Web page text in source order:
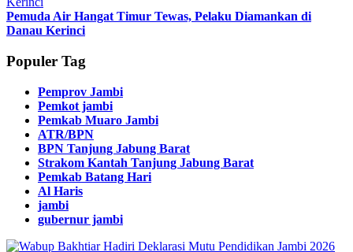
Pemuda Air Hangat Timur Tewas, Pelaku Diamankan di
Danau Kerinci
Populer Tag
Pemprov Jambi
Pemkot jambi
Pemkab Muaro Jambi
ATR/BPN
BPN Tanjung Jabung Barat
Strakom Kantah Tanjung Jabung Barat
Pemkab Batang Hari
Al Haris
jambi
gubernur jambi